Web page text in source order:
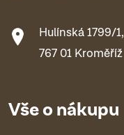
Hulínská 1799/1,
767 01 Kroměříž
Vše o nákupu